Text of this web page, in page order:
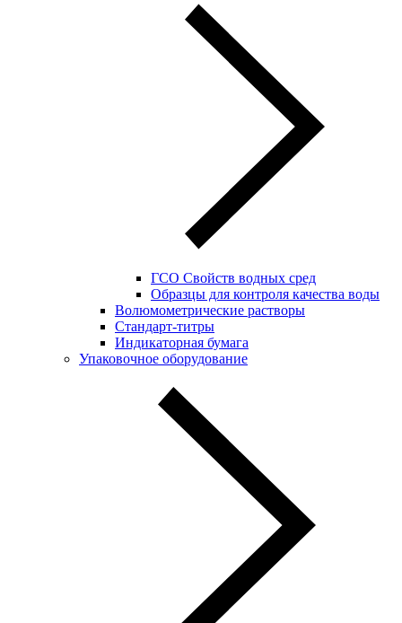
ГСО Свойств водных сред
Образцы для контроля качества воды
Волюмометрические растворы
Стандарт-титры
Индикаторная бумага
Упаковочное оборудование